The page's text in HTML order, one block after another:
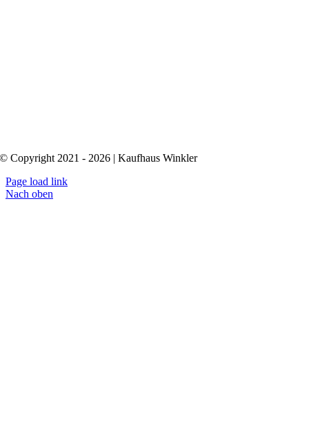
© Copyright 2021 - 2026 | Kaufhaus Winkler
Page load link
Nach oben